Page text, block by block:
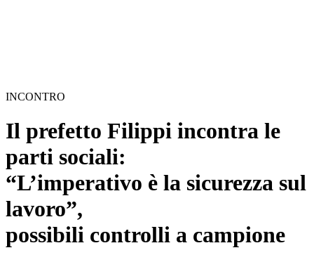
INCONTRO
Il prefetto Filippi incontra le
parti sociali:
“L’imperativo è la sicurezza sul
lavoro”,
possibili controlli a campione